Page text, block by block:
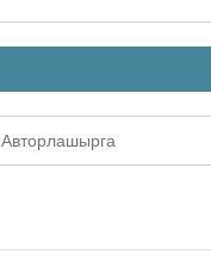
Авторлашырга